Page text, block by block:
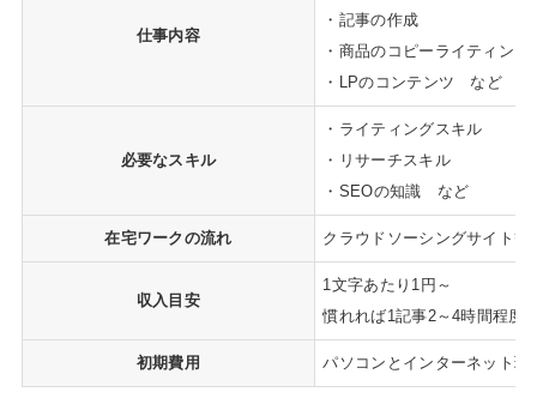
仕事内容
・記事の作成
・商品のコピーライティング
・LPのコンテンツ など
必要なスキル
・ライティングスキル
・リサーチスキル
・SEOの知識 など
在宅ワークの流れ クラウドソーシングサイト等
収入目安
1文字あたり1円～
慣れれば1記事2～4時間程度
初期費用 パソコンとインターネット環